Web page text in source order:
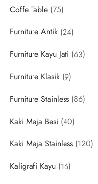
Coffe Table 7575
Furniture Antik 2424
Furniture Kayu Jati 6363
Furniture Klasik 99
Furniture Stainless 8686
Kaki Meja Besi 4040
Kaki Meja Stainless 120120
Kaligrafi Kayu 1616